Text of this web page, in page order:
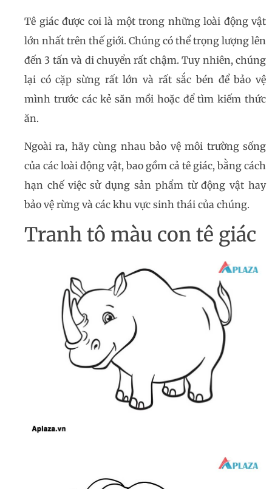
Tê giác được coi là một trong những loài động vật
lớn nhất trên thế giới. Chúng có thể trọng lượng lên
đến 3 tấn và di chuyển rất chậm. Tuy nhiên, chúng
lại có cặp sừng rất lớn và rất sắc bén để bảo vệ
mình trước các kẻ săn mồi hoặc để tìm kiếm thức
ăn.
Ngoài ra, hãy cùng nhau bảo vệ môi trường sống
của các loài động vật, bao gồm cả tê giác, bằng cách
hạn chế việc sử dụng sản phẩm từ động vật hay
bảo vệ rừng và các khu vực sinh thái của chúng.
Tranh tô màu con tê giác